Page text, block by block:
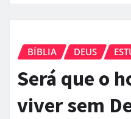
BÍBLIA DEUS
Será que o
viver sem